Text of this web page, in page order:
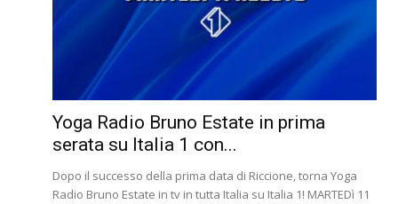
Yoga Radio Bruno Estate in prima
serata su Italia 1 con...
Dopo il successo della prima data di Riccione, torna Yoga
Radio Bruno Estate in tv in tutta Italia su Italia 1! MARTEDì 11